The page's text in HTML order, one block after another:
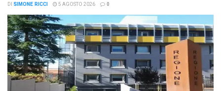
DI SIMONE RICCI 5 AGOSTO 2026 0